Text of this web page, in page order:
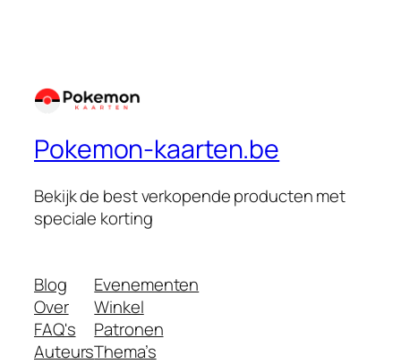
Pokemon-kaarten.be
Bekijk de best verkopende producten met
speciale korting
Blog
Over
FAQ's
Auteurs
Evenementen
Winkel
Patronen
Thema’s